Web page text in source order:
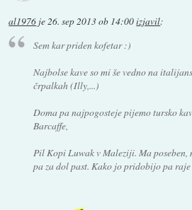
al1976 je26. sep 2013 ob 14:00izjavil:
Sem kar priden kofetar :)
Najbolse kave so mi še vedno na
črpalkah (Illy,...)
Doma pa najpogosteje pijemo tursko
Barcaffe,
Pil Kopi Luwak v Maleziji. Ma poseben,
pa za dol past. Kako jo pridobijo pa